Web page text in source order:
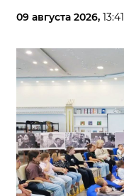
09 августа 2026, 13:41